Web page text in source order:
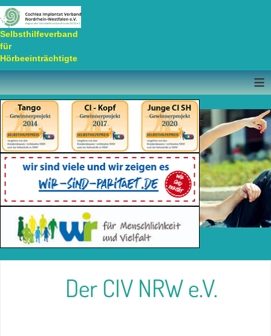
Selbsthilfeverband
für
Hörbeeinträchtigte
≡
Der CIV NRW e.V.